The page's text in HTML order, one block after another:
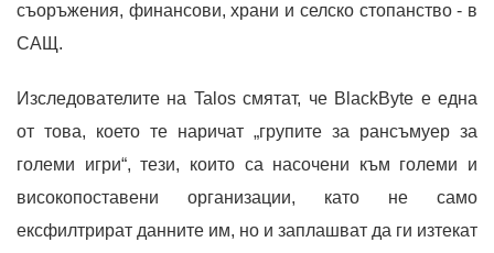
съоръжения, финансови, храни и селско стопанство - в
САЩ.
Изследователите на Talos смятат, че BlackByte е една
от това, което те наричат ​​„групите за рансъмуер за
големи игри“, тези, които са насочени към големи и
високопоставени организации, като не само
ексфилтрират данните им, но и заплашват да ги изтекат